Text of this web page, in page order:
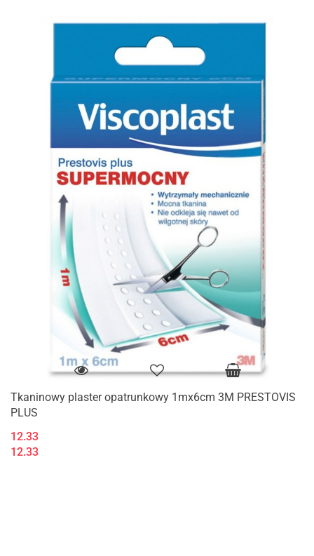
Tkaninowy plaster opatrunkowy 1mx6cm 3M PRESTOVIS
PLUS
12.33
12.33